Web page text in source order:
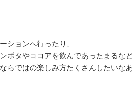
ションへ行ったり、
ポタやココアを飲んであったまるな
らではの楽しみ方たくさんしたいなあ